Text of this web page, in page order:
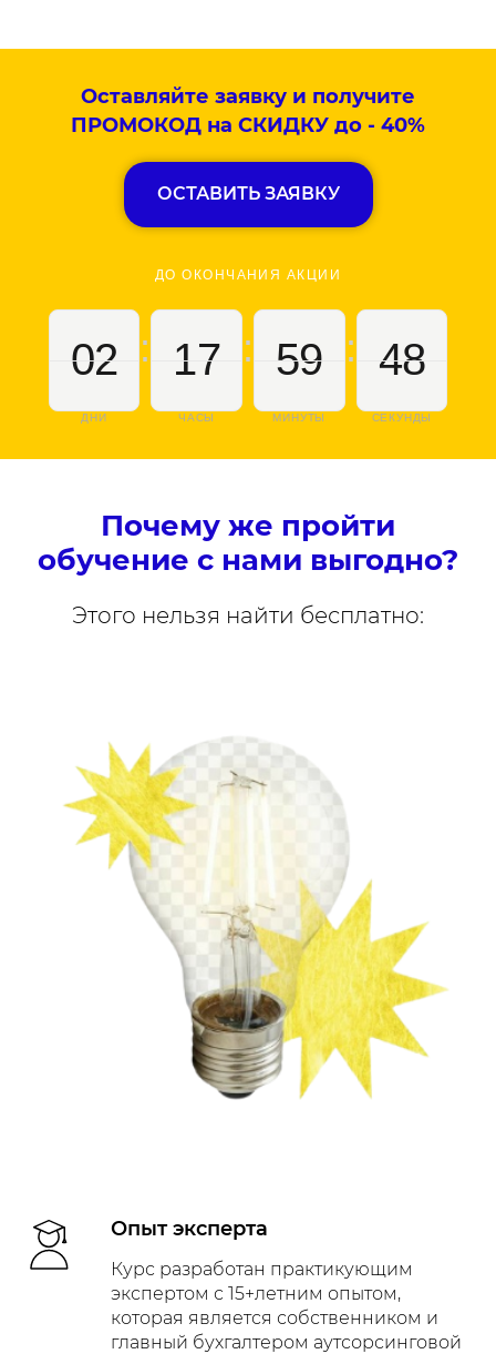
Оставляйте заявку и получите
ПРОМОКОД на СКИДКУ до - 40%
ОСТАВИТЬ ЗАЯВКУ
ДО ОКОНЧАНИЯ АКЦИИ
02
ДНИ
: 17
ЧАСЫ
: 59
МИНУТЫ
: 47
СЕКУНДЫ
Почему же пройти
обучение с нами выгодно?
Этого нельзя найти бесплатно:
Опыт эксперта
Курс разработан практикующим
экспертом с 15+летним опытом,
которая является собственником и
главный бухгалтером аутсорсинговой